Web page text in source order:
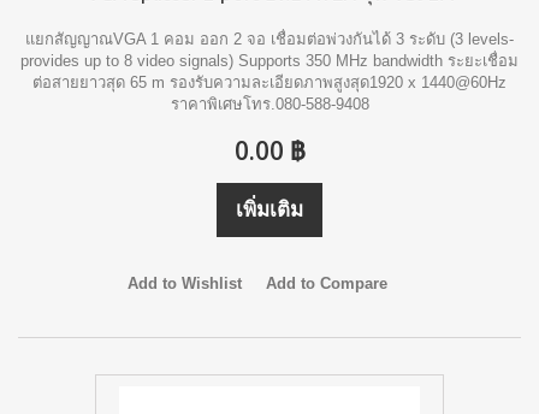
แยกสัญญาณVGA 1 คอม ออก 2 จอ เชื่อมต่อพ่วงกันได้ 3 ระดับ (3 levels-
provides up to 8 video signals) Supports 350 MHz bandwidth ระยะเชื่อม
ต่อสายยาวสุด 65 m รองรับความละเอียดภาพสูงสุด1920 x 1440@60Hz
ราคาพิเศษโทร.080-588-9408
0.00 ฿
เพิ่มเติม
Add to Wishlist Add to Compare